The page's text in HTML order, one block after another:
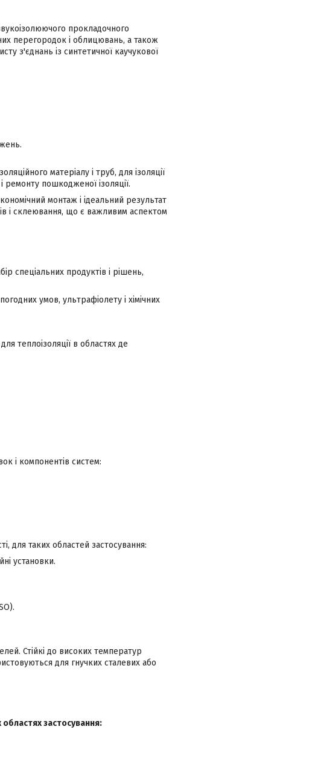
прокладочного
перегородок і облицювань, а також
з'єднань із синтетичної каучукової
матеріалу і труб, для ізоляції
ремонту пошкодженої ізоляції.
монтаж і ідеальний результат
і склеювання, що є важливим аспектом
спеціальних продуктів і рішень,
умов, ультрафіолету і хімічних
теплоізоляції в областях де
і компонентів систем:
для таких областей застосування:
установки.
Стійкі до високих температур
для гнучких сталевих або
застосування: